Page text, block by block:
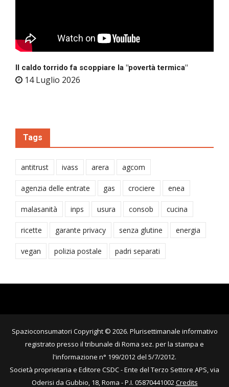
Il caldo torrido fa scoppiare la "povertà termica"
14 Luglio 2026
Tags
antitrust ivass arera agcom
agenzia delle entrate gas crociere enea
malasanità inps usura consob cucina
ricette garante privacy senza glutine energia
vegan polizia postale padri separati
Spazioconsumatori Copyright © 2026. Plurisettimanale informativo
registrato presso il tribunale di Roma sez. per la stampa e
l'informazione n° 199/2012 del 5/7/2012.
Società proprietaria e Editore CSDC - Ente del Terzo Settore APS, via
Oderisi da Gubbio, 18, Roma - P.I. 05870441002Credits